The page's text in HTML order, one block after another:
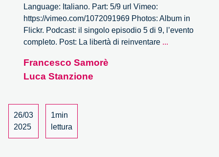
Language: Italiano. Part: 5/9 url Vimeo:
https://vimeo.com/1072091969 Photos: Album in
Flickr. Podcast: il singolo episodio 5 di 9, l’evento
completo. Post: La libertà di reinventare ...
Francesco Samorè
Luca Stanzione
26/03
2025
1min
lettura